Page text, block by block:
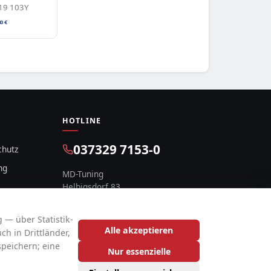
103Y
€
HOTLINE
037329 7153-0
MD-Tuning
Helbigsdorf 83
— über Statistik-
in Drittländer,
eine
Alle akzeptieren
Nur essenzielle